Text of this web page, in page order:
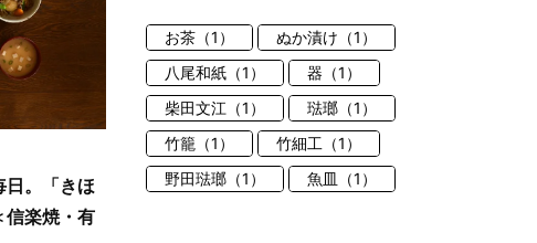
日。「きほ
楽焼・有
お茶（1）
ぬか漬け（1）
八尾和紙（1）
器（1）
柴田文江（1）
琺瑯（1）
竹籠（1）
竹細工（1）
野田琺瑯（1）
魚皿（1）